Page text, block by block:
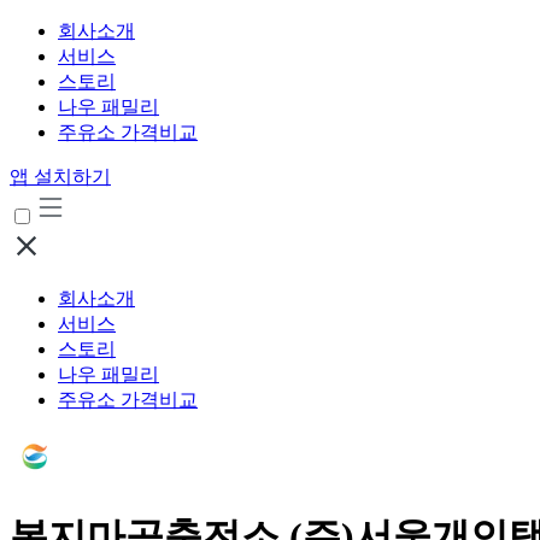
회사소개
서비스
스토리
나우 패밀리
주유소 가격비교
앱 설치하기
회사소개
서비스
스토리
나우 패밀리
주유소 가격비교